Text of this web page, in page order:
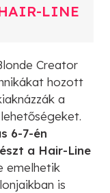
LINE
Creator
hozott
a
6-7-én
a Hair-Line
emelhetik
is